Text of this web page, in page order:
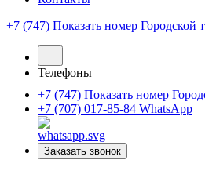
+7 (747) Показать номер Городской
Телефоны
+7 (747) Показать номер
+7 (707) 017-85-84 WhatsApp
Заказать звонок